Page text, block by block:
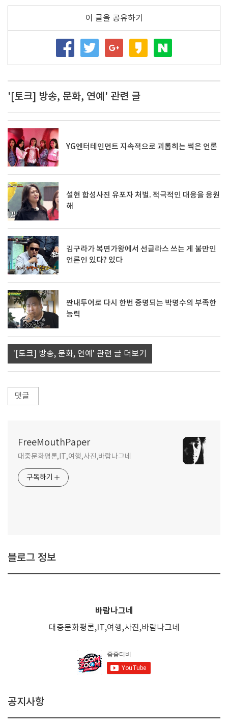
이 글을 공유하기
'[토크] 방송, 문화, 연예' 관련 글
YG엔터테인먼트 지속적으로 괴롭히는 썩은 언론
설현 합성사진 유포자 처벌. 적극적인 대응을 응원
해
김구라가 복면가왕에서 선글라스 쓰는 게 불만인
언론인 있다? 있다
짠내투어로 다시 한번 증명되는 박명수의 부족한
능력
'[토크] 방송, 문화, 연예' 관련 글 더보기
댓글
FreeMouthPaper
대중문화평론,IT,여행,사진,바람나그네
구독하기
블로그 정보
바람나그네
대중문화평론,IT,여행,사진,바람나그네
공지사항